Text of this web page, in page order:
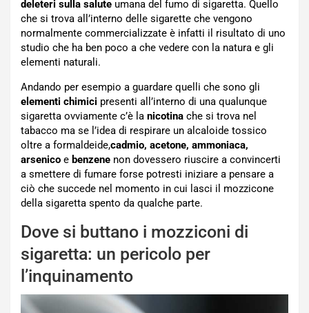
deleteri sulla salute umana del fumo di sigaretta. Quello
che si trova all’interno delle sigarette che vengono
normalmente commercializzate è infatti il risultato di uno
studio che ha ben poco a che vedere con la natura e gli
elementi naturali.
Andando per esempio a guardare quelli che sono gli
elementi chimici presenti all’interno di una qualunque
sigaretta ovviamente c’è la nicotina che si trova nel
tabacco ma se l’idea di respirare un alcaloide tossico
oltre a formaldeide,cadmio, acetone, ammoniaca,
arsenico e benzene non dovessero riuscire a convincerti
a smettere di fumare forse potresti iniziare a pensare a
ciò che succede nel momento in cui lasci il mozzicone
della sigaretta spento da qualche parte.
Dove si buttano i mozziconi di
sigaretta: un pericolo per
l’inquinamento